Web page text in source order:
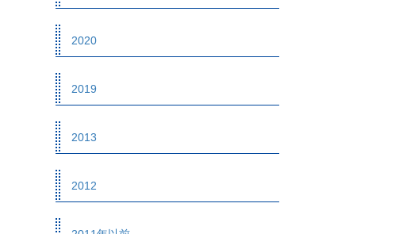
2020
2019
2013
2012